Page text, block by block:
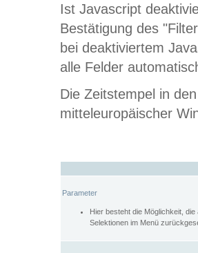
Ist Javascript
Bestätigung des
bei deaktiviertem
alle Felder
Die Zeitstempel in
mitteleuropäischer
Parameter
Hier besteht die Möglichkeit,
Selektionen im Menü